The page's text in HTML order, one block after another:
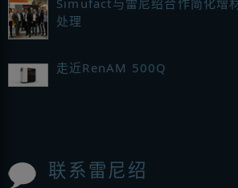
Simufact与雷尼绍合作简化增
处理
走近RenAM 500Q
联系雷尼绍